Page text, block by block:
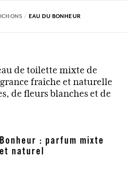
EAU DU BONHEUR
de toilette mixte de
fraîche et naturelle
de fleurs blanches et de
: parfum mixte
naturel